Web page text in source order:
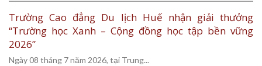
Trường Cao đẳng Du lịch Huế nhận giải thưởng
“Trường học Xanh – Cộng đồng học tập bền vững
2026”
Ngày 08 tháng 7 năm 2026, tại Trung...